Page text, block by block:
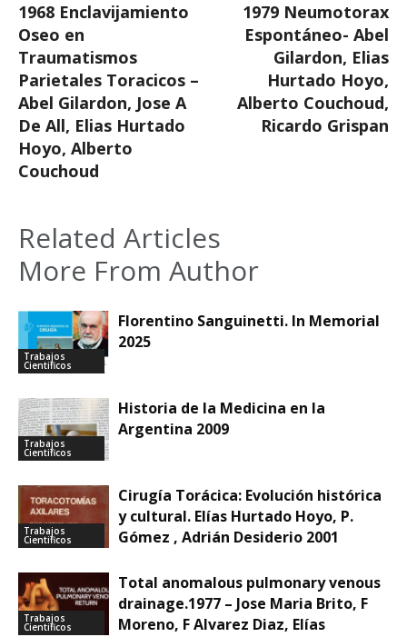
1968 Enclavijamiento
Oseo en
Traumatismos
Parietales Toracicos –
Abel Gilardon, Jose A
De All, Elias Hurtado
Hoyo, Alberto
Couchoud
1979 Neumotorax
Espontáneo- Abel
Gilardon, Elias
Hurtado Hoyo,
Alberto Couchoud,
Ricardo Grispan
Related Articles
More From Author
Trabajos
Cientificos
Florentino Sanguinetti. In Memorial
2025
Trabajos
Cientificos
Historia de la Medicina en la
Argentina 2009
Trabajos
Cientificos
Cirugía Torácica: Evolución histórica
y cultural. Elías Hurtado Hoyo, P.
Gómez , Adrián Desiderio 2001
Trabajos
Cientificos
Total anomalous pulmonary venous
drainage.1977 – Jose Maria Brito, F
Moreno, F Alvarez Diaz, Elías